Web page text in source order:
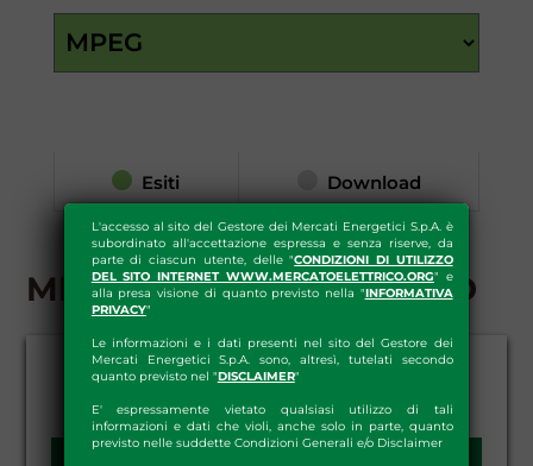
L'accesso al sito del Gestore dei Mercati Energetici S.p.A. è
subordinato all'accettazione espressa e senza riserve, da
parte di ciascun utente, delle "CONDIZIONI DI UTILIZZO
DEL SITO INTERNET WWW.MERCATOELETTRICO.ORG" e
alla presa visione di quanto previsto nella "INFORMATIVA
PRIVACY"
Le informazioni e i dati presenti nel sito del Gestore dei
Mercati Energetici S.p.A. sono, altresì, tutelati secondo
quanto previsto nel "DISCLAIMER"
E' espressamente vietato qualsiasi utilizzo di tali
informazioni e dati che violi, anche solo in parte, quanto
previsto nelle suddette Condizioni Generali e/o Disclaimer
Esiti Download
MPEG - ESITI - BASELOAD